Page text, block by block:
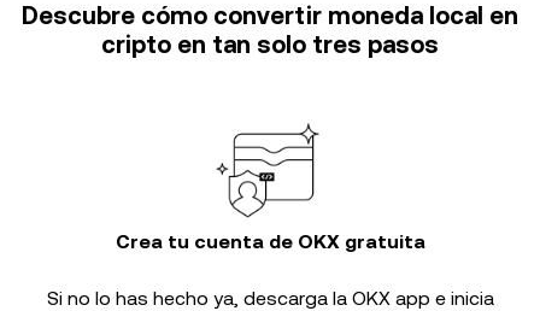
Descubre cómo convertir moneda local en
cripto en tan solo tres pasos
Crea tu cuenta de OKX gratuita
Si no lo has hecho ya, descarga la OKX app e inicia